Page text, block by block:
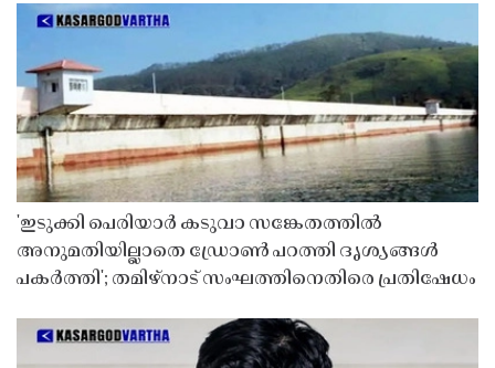
'ഇടുക്കി പെരിയാർ കടുവാ സങ്കേതത്തിൽ
അനുമതിയില്ലാതെ ഡ്രോൺ പറത്തി ദൃശ്യങ്ങൾ
പകർത്തി'; തമിഴ്നാട് സംഘത്തിനെതിരെ പ്രതിഷേധം